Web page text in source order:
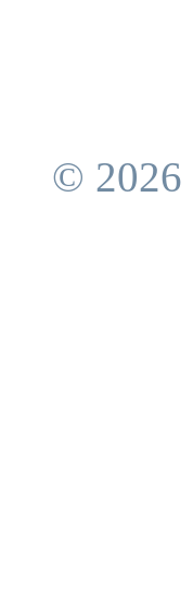
© 2026